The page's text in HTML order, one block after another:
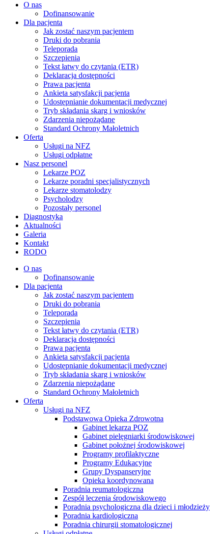
O nas
Dofinansowanie
Dla pacjenta
Jak zostać naszym pacjentem
Druki do pobrania
Teleporada
Szczepienia
Tekst łatwy do czytania (ETR)
Deklaracja dostępności
Prawa pacjenta
Ankieta satysfakcji pacjenta
Udostępnianie dokumentacji medycznej
Tryb składania skarg i wniosków
Zdarzenia niepożądane
Standard Ochrony Małoletnich
Oferta
Usługi na NFZ
Usługi odpłatne
Nasz personel
Lekarze POZ
Lekarze poradni specjalistycznych
Lekarze stomatolodzy
Psycholodzy
Pozostały personel
Diagnostyka
Aktualności
Galeria
Kontakt
RODO
O nas
Dofinansowanie
Dla pacjenta
Jak zostać naszym pacjentem
Druki do pobrania
Teleporada
Szczepienia
Tekst łatwy do czytania (ETR)
Deklaracja dostępności
Prawa pacjenta
Ankieta satysfakcji pacjenta
Udostępnianie dokumentacji medycznej
Tryb składania skarg i wniosków
Zdarzenia niepożądane
Standard Ochrony Małoletnich
Oferta
Usługi na NFZ
Podstawowa Opieka Zdrowotna
Gabinet lekarza POZ
Gabinet pielęgniarki środowiskowej
Gabinet położnej środowiskowej
Programy profilaktyczne
Programy Edukacyjne
Grupy Dyspanseryjne
Opieka koordynowana
Poradnia reumatologiczna
Zespół leczenia środowiskowego
Poradnia psychologiczna dla dzieci i młodzieży
Poradnia kardiologiczna
Poradnia chirurgii stomatologicznej